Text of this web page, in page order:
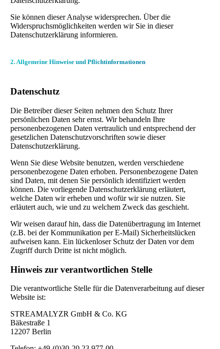
Sie können dieser Analyse widersprechen. Über die
Widerspruchsmöglichkeiten werden wir Sie in dieser
Datenschutzerklärung informieren.
2. Allgemeine Hinweise und Pflichtinformationen
Datenschutz
Die Betreiber dieser Seiten nehmen den Schutz Ihrer
persönlichen Daten sehr ernst. Wir behandeln Ihre
personenbezogenen Daten vertraulich und entsprechend der
gesetzlichen Datenschutzvorschriften sowie dieser
Datenschutzerklärung.
Wenn Sie diese Website benutzen, werden verschiedene
personenbezogene Daten erhoben. Personenbezogene Daten
sind Daten, mit denen Sie persönlich identifiziert werden
können. Die vorliegende Datenschutzerklärung erläutert,
welche Daten wir erheben und wofür wir sie nutzen. Sie
erläutert auch, wie und zu welchem Zweck das geschieht.
Wir weisen darauf hin, dass die Datenübertragung im Internet
(z.B. bei der Kommunikation per E-Mail) Sicherheitslücken
aufweisen kann. Ein lückenloser Schutz der Daten vor dem
Zugriff durch Dritte ist nicht möglich.
Hinweis zur verantwortlichen Stelle
Die verantwortliche Stelle für die Datenverarbeitung auf dieser
Website ist:
STREAMALYZR GmbH & Co. KG
Bäkestraße 1
12207 Berlin